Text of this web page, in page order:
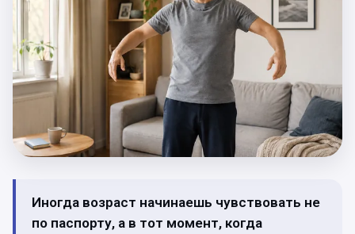
Иногда возраст начинаешь чувствовать не
по паспорту, а в тот момент, когда